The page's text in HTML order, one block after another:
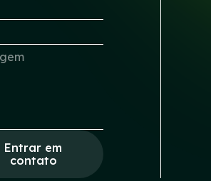
Entrar em
contato